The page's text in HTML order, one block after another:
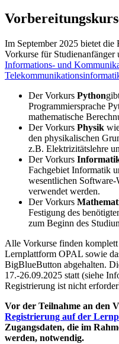
Im September 2025 bietet
Vorkurse für Studienanfänger
Informations- und
Der Vorkurs Python
Programmiersprache
mathematische
Der Vorkurs Physik
den physikalischen
z.B. Elektrizitätslehre
Der Vorkurs
Fachgebiet Informatik
wesentlichen Software-
verwendet werden.
Der Vorkurs
Festigung des
zum Beginn des
Alle Vorkurse finden komplett
Lernplattform OPAL sowie
BigBlueButton abgehalten.
17.-26.09.2025 statt (siehe
Registrierung ist nicht
Vor der Teilnahme an den
Registrierung auf der
Zugangsdaten, die im
werden, notwendig.